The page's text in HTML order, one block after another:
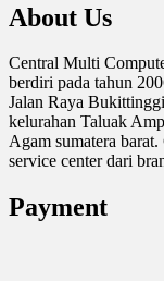
About Us
Central Multi
berdiri pada tahun
Jalan Raya
kelurahan Taluak
Agam sumatera
service center dari
Payment